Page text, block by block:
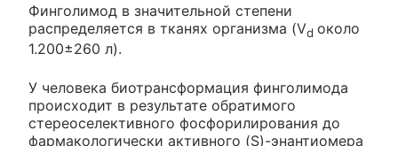
Финголимод в значительной степени
распределяется в тканях организма (Vd около
1.200±260 л).
У человека биотрансформация финголимода
происходит в результате обратимого
стереоселективного фосфорилирования до
фармакологически активного (S)-энантиомера